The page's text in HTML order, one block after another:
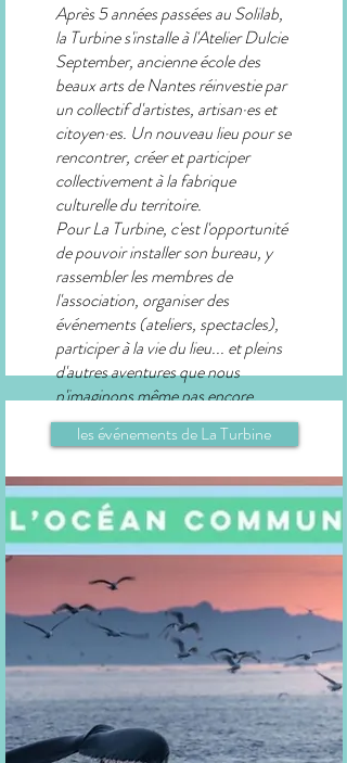
Après 5 années passées au Solilab,
la Turbine s'installe à l'Atelier Dulcie
September, ancienne école des
beaux arts de Nantes réinvestie par
un collectif d'artistes, artisan·es et
citoyen·es. Un nouveau lieu pour se
rencontrer, créer et participer
collectivement à la fabrique
culturelle du territoire.
Pour La Turbine, c'est l'opportunité
de pouvoir installer son bureau, y
rassembler les membres de
l'association, organiser des
événements (ateliers, spectacles),
participer à la vie du lieu... et pleins
d'autres aventures que nous
n'imaginons même pas encore.
les événements de La Turbine